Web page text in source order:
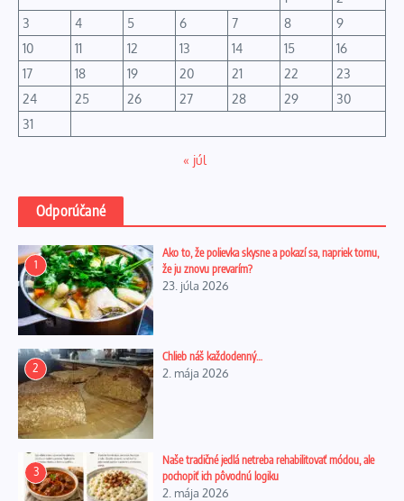
3
4 5 6 7 8
9
10
11 12 13 14 15
16
17
18 19 20 21 22
23
24
25 26 27 28 29
30
31
« júl
Odporúčané
1
Ako to, že polievka skysne a pokazí sa, napriek tomu,
že ju znovu prevarím?
23. júla 2026
2
Chlieb náš každodenný…
2. mája 2026
3
Naše tradičné jedlá netreba rehabilitovať módou, ale
pochopiť ich pôvodnú logiku
2. mája 2026